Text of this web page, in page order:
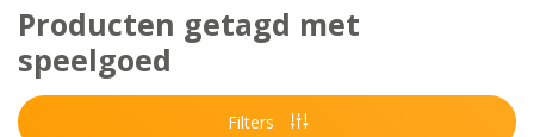
Producten getagd met
speelgoed
Filters